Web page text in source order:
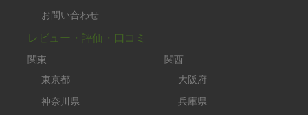
お問い合わせ
レビュー・評価・口コミ
関東
東京都
神奈川県
関西
大阪府
兵庫県